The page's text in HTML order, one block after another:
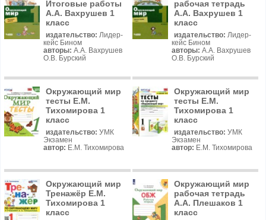
Итоговые работы
А.А. Вахрушев 1
класс
издательство: Лидер-
кейс Бином
авторы: А.А. Вахрушев
О.В. Бурский
рабочая тетрадь
А.А. Вахрушев 1
класс
издательство: Лидер-
кейс Бином
авторы: А.А. Вахрушев
О.В. Бурский
Окружающий мир
тесты Е.М.
Тихомирова 1
класс
издательство: УМК
Экзамен
автор: Е.М. Тихомирова
Окружающий мир
тесты Е.М.
Тихомирова 1
класс
издательство: УМК
Экзамен
автор: Е.М. Тихомирова
Окружающий мир
Тренажёр Е.М.
Тихомирова 1
класс
Окружающий мир
рабочая тетрадь
А.А. Плешаков 1
класс